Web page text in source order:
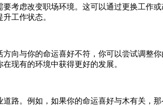
考虑改变职场环境。这可以通过更换工作
工作状态。
向与你的命运喜好不符，你可以尝试调整
现有的环境中获得更好的发展。
路。例如，如果你的命运喜好与木有关，